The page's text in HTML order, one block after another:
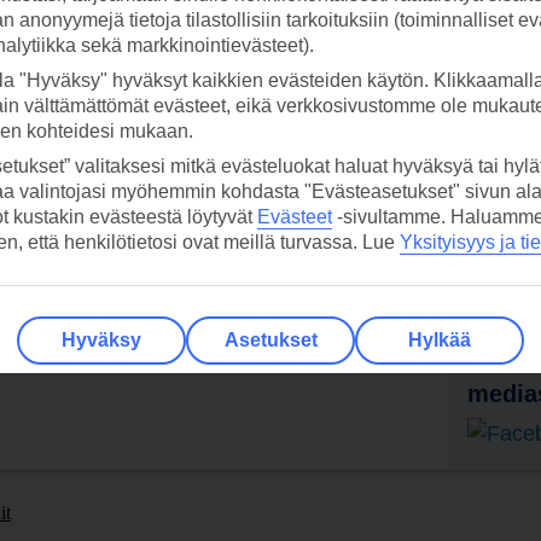
TUI-sovellus nyt!
Lataa sovellus kätevästi lukemalla
QR-koodi puhelimesi kameralla.
anonyymejä tietoja tilastollisiin tarkoituksiin (toiminnalliset
sekä markkinointievästeet).
"Hyväksy" hyväksyt kaikkien evästeiden käytön.
välttämättömät evästeet, eikä verkkosivustomme ole
kohteidesi mukaan.
valitaksesi mitkä evästeluokat haluat hyväksyä tai
valintojasi myöhemmin kohdasta "Evästeasetukset" sivun
kustakin evästeestä löytyvät Evästeet-sivultamme.
että henkilötietosi ovat meillä turvassa. Lue Yksityisyys ja
Hyväksy Asetukset Hylkää